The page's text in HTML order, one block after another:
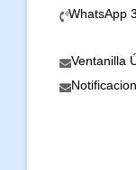
WhatsApp
Ventanilla